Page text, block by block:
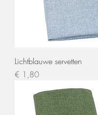
Lichtblauwe servetten
Prijs
€ 1,80